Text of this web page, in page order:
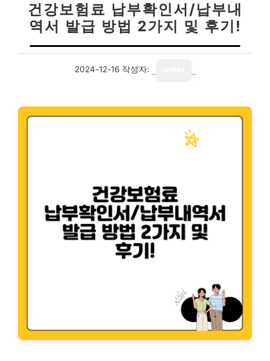
건강보험료 납부확인서/납부내
역서 발급 방법 2가지 및 후기!
2024-12-16 작성자: